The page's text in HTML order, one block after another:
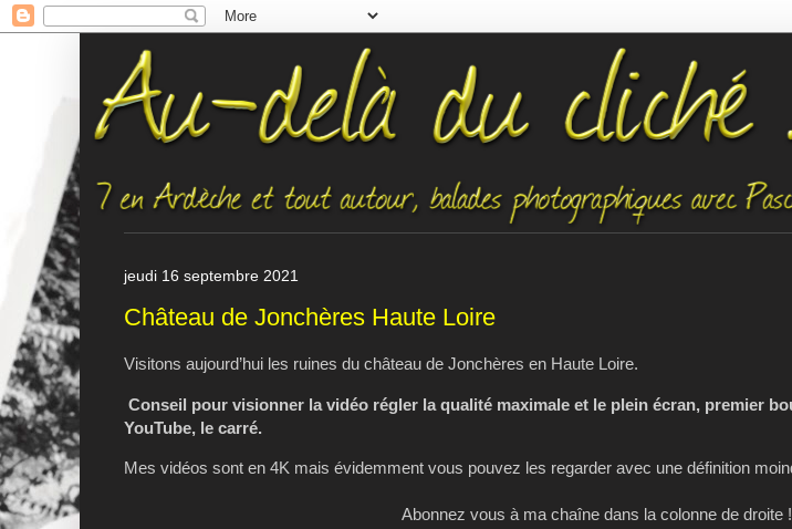
jeudi 16 septembre 2021
Château de Jonchères Haute Loire
Visitons aujourd’hui les ruines du château de Jonchères en Haute Loire.
Conseil pour visionner la vidéo régler la qualité maximale et le plein écran, premier
YouTube, le carré.
Mes vidéos sont en 4K mais évidemment vous pouvez les regarder avec une définition
Abonnez vous à ma chaîne dans la colonne de droite !